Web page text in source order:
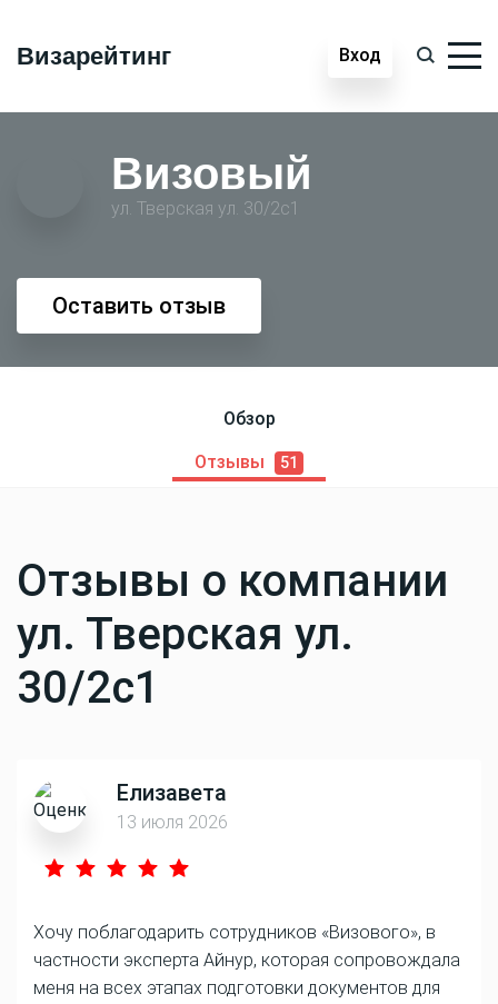
Визарейтинг Вход
Визовый
ул. Тверская ул. 30/2с1
Оставить отзыв
Обзор
Отзывы 51
Отзывы о компании
ул. Тверская ул.
30/2с1
Елизавета
13 июля 2026
Хочу поблагодарить сотрудников «Визового», в
частности эксперта Айнур, которая сопровождала
меня на всех этапах подготовки документов для